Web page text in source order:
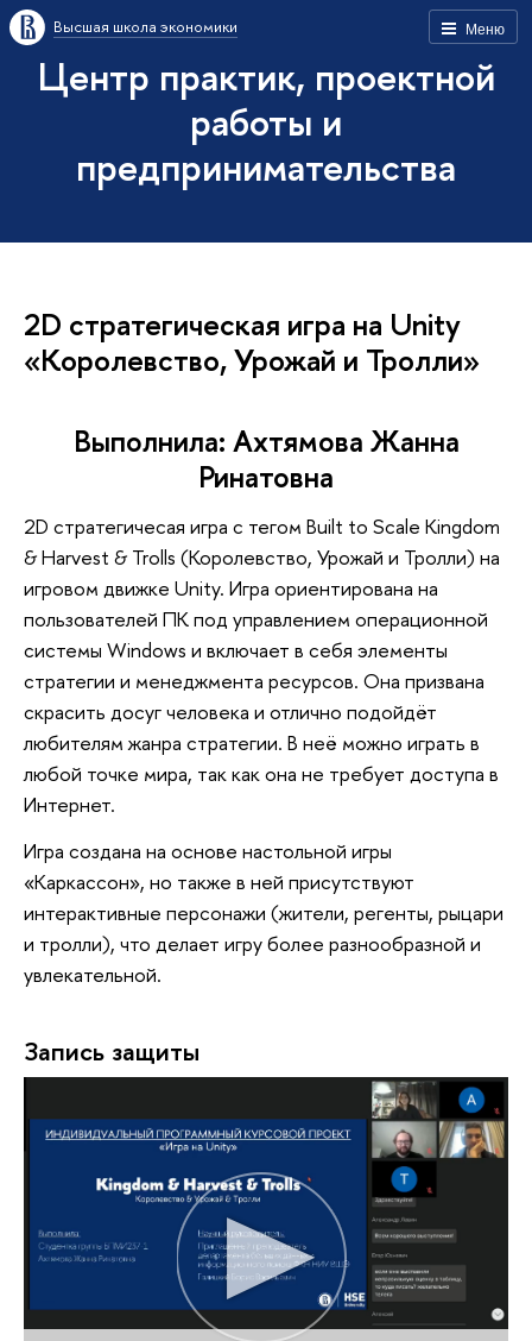
Меню
Высшая школа экономики
Центр практик, проектной
работы и
предпринимательства
2D стратегическая игра на Unity
«Королевство, Урожай и Тролли»
Выполнила: Ахтямова Жанна
Ринатовна
2D стратегичесая игра с тегом Built to Scale Kingdom
& Harvest & Trolls (Королевство, Урожай и Тролли) на
игровом движке Unity. Игра ориентирована на
пользователей ПК под управлением операционной
системы Windows и включает в себя элементы
стратегии и менеджмента ресурсов. Она призвана
скрасить досуг человека и отлично подойдёт
любителям жанра стратегии. В неё можно играть в
любой точке мира, так как она не требует доступа в
Интернет.
Игра создана на основе настольной игры
«Каркассон», но также в ней присутствуют
интерактивные персонажи (жители, регенты, рыцари
и тролли), что делает игру более разнообразной и
увлекательной.
Запись защиты